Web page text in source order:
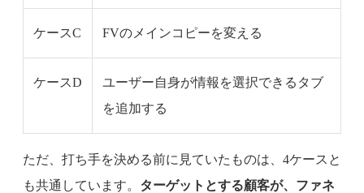
ケースC FVのメインコピーを変える
ケースD
ユーザー自身が情報を選択できるタブ
を追加する
ただ、打ち手を決める前に見ていたものは、4ケースと
も共通しています。 ターゲットとする顧客が、ファネ